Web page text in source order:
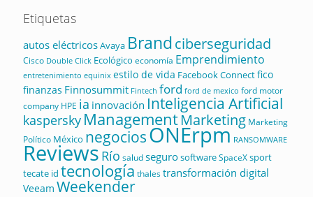
Etiquetas
autos eléctricosAvaya Brandciberseguridad
Cisco Double Click Ecológico economía Emprendimiento
entretenimiento equinix estilo de vida Facebook Connectfico
finanzas Finnosummit Fintech ford ford de mexico ford motor
company HPE ia innovación Inteligencia Artificial
kaspersky ManagementMarketing Marketing
Político México negociosONErpm RANSOMWARE
Reviews Río saludsegurosoftwareSpaceXsport
tecate id tecnología thalestransformación digital
Veeam Weekender